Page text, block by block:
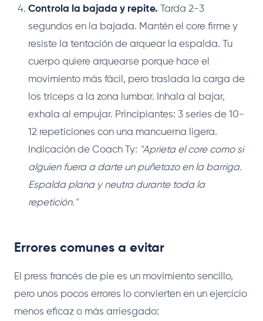
Controla la bajada y repite. Tarda 2-3
segundos en la bajada. Mantén el core firme y
resiste la tentación de arquear la espalda. Tu
cuerpo quiere arquearse porque hace el
movimiento más fácil, pero traslada la carga de
los tríceps a la zona lumbar. Inhala al bajar,
exhala al empujar. Principiantes: 3 series de 10-
12 repeticiones con una mancuerna ligera.
Indicación de Coach Ty: "Aprieta el core como si
alguien fuera a darte un puñetazo en la barriga.
Espalda plana y neutra durante toda la
repetición."
Errores comunes a evitar
El press francés de pie es un movimiento sencillo,
pero unos pocos errores lo convierten en un ejercicio
menos eficaz o más arriesgado: